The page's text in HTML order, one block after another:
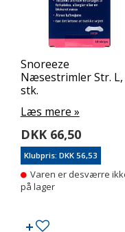
Snoreeze
Næsestrimler Str. L,
stk.
Læs mere »
DKK 66,50
Klubpris: DKK 56,53
Varen er desværre
på lager
Tilføj til